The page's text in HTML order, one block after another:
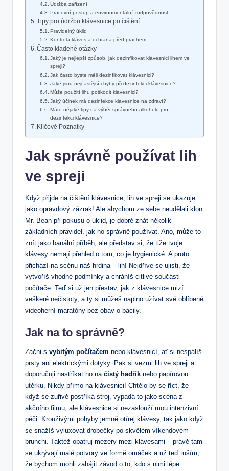
Údržba zařízení
Pracovní postup a environmentální zodpovědnost
Tipy pro údržbu klávesnice po čištění
Pravidelný úklid
Kontrola kláves a ochrana před prachem
Často kladené otázky
Jaký je nejlepší způsob, jak dezinfikovat klávesnici lihem ve
spreji?
Jak často byste měli dezinfikovat klávesnici?
Jaké jsou nejčastější chyby při dezinfekci klávesnice?
Může použití lihu poškodit klávesnici?
Jaký účinek má dezinfekce klávesnice na zdraví?
Máte nějaké tipy na výběr správného alkoholu pro
dezinfekci klávesnice?
Klíčové Poznatky
Jak správně používat lih
ve spreji
Když přijde na čištění klávesnice, lih ve spreji se ukazuje
jako opravdový zázrak! Ale abychom ze sebe neudělali klon
Mr. Bean při pokusu o úklid, je dobré znát několik
základních pravidel, jak ho správně používat. Ano, může to
znít jako banální příběh, ale představ si, že tiže tvoje
klávesy nemají přehled o tom, co je hygienické. A proto
přichází na scénu náš hrdina – lih! Nejdříve se ujisti, že
vytvoříš vhodné podmínky a chráníš citlivé součásti
počítače. Teď si už jen přestav, jak z klávesnice mizí
veškeré nečistoty, a ty si můžeš naplno užívat své oblíbené
videoherní maratóny bez obav o bacily.
Jak na to správně?
Začni s vybitým počítačem nebo klávesnicí, ať si nespálíš
prsty ani elektrickými dotyky. Pak si vezmi lih ve spreji a
doporučuji nastříkat ho na čistý hadřík nebo papírovou
utěrku. Nikdy přímo na klávesnici! Chtělo by se říct, že
když se zuřivě postříká stroj, vypadá to jako scéna z
akčního filmu, ale klávesnice si nezaslouží mou intenzivní
péči. Krouživými pohyby jemně otírej klávesy, tak jako když
se snažíš vyluxovat drobečky po skvělém víkendovém
brunchi. Taktéž opatruj mezery mezi klávesami – právě tam
se ukrývají malé potvory ve formě omáček a už teď tuším,
že bychom mohli zahájit závod o to, kdo s nimi lépe